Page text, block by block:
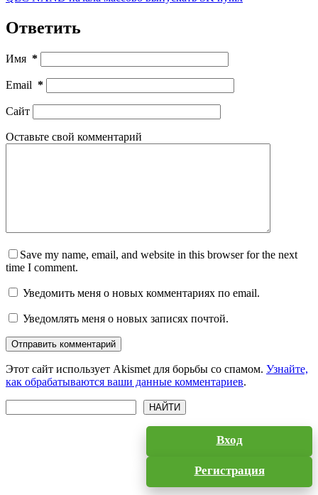
Ответить
Имя *
Email *
Сайт
Оставьте свой комментарий
Save my name, email, and website in this browser for the next
time I comment.
Уведомить меня о новых комментариях по email.
Уведомлять меня о новых записях почтой.
Отправить комментарий
Этот сайт использует Akismet для борьбы со спамом. Узнайте,
как обрабатываются ваши данные комментариев.
НАЙТИ
Вход
Регистрация